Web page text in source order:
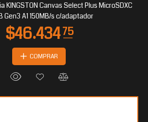
KINGSTON Canvas Select Plus MicroSDXC
Gen3 A1 150MB/s c/adaptador
COMPRAR